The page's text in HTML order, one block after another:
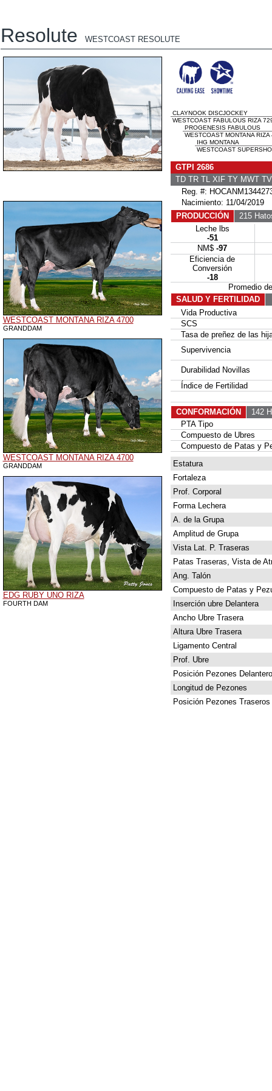
Resolute WESTCOAST RESOLUTE
WESTCOAST MONTANA RIZA 4700
GRANDDAM
WESTCOAST MONTANA RIZA 4700
GRANDDAM
EDG RUBY UNO RIZA
FOURTH DAM
CLAYNOOK DISCJOCKEY
WESTCOAST FABULOUS RIZA
PROGENESIS FABULOUS
WESTCOAST MONTANA
IHG MONTANA
WESTCOAST
GTPI 2686
TD TR TL XIF TY MWT
Reg. #:
Nacimiento: 11/04/2019
PRODUCCIÓN
215
Leche lbs
-51
NM$ -97
Eficiencia de
Conversión
-18
Promedio
SALUD Y FERTILIDAD
Vida Productiva
SCS
Tasa de preñez de las
Supervivencia
Durabilidad Novillas
Índice de Fertilidad
CONFORMACIÓN
142
PTA Tipo
Compuesto de Ubres
Compuesto de Patas y
Estatura
Fortaleza
Prof. Corporal
Forma Lechera
A. de la Grupa
Amplitud de Grupa
Vista Lat. P. Traseras
Patas Traseras, Vista de
Ang. Talón
Compuesto de Patas y
Inserción ubre Delantera
Ancho Ubre Trasera
Altura Ubre Trasera
Ligamento Central
Prof. Ubre
Posición Pezones
Longitud de Pezones
Posición Pezones Traseros